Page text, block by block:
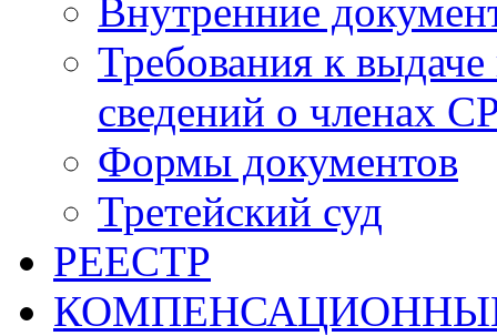
Внутренние
Требования к
сведений о членах
Формы документов
Третейский суд
РЕЕСТР